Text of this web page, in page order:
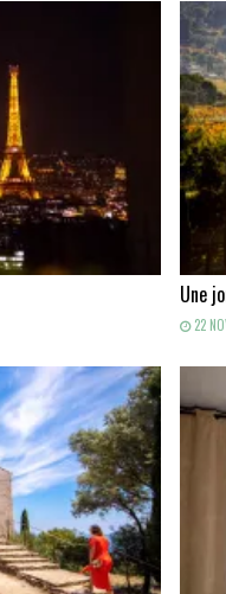
Une
22